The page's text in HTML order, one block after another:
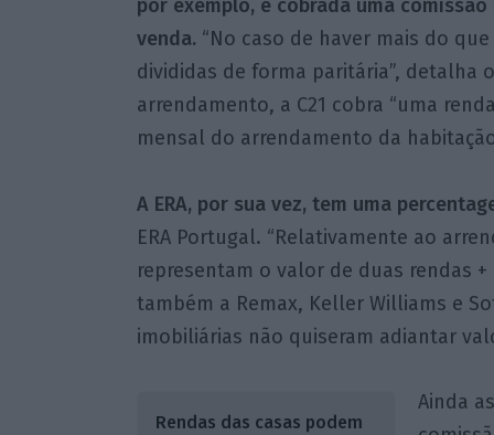
por exemplo, é cobrada uma
venda. “No caso de haver mais do
divididas de forma paritária”, detalha
arrendamento, a C21 cobra “uma
mensal do arrendamento da
A ERA, por sua vez, tem uma
ERA Portugal. “Relativamente ao
representam o valor de duas rendas +
também a Remax, Keller Williams e
imobiliárias não quiseram adiantar
Rendas das casas podem
Ainda